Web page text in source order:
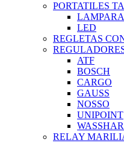
PORTATILES
LAMPARA
LED
REGLETAS
ATF
BOSCH
CARGO
GAUSS
NOSSO
UNIPOINT
RELAY